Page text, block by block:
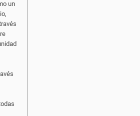
un